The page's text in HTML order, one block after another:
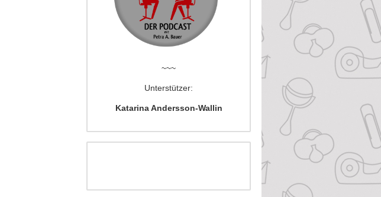
~~~
Unterstützer:
Katarina Andersson-Wallin